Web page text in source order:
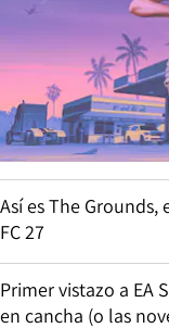
Así es The
FC 27
Primer vistazo a EA
en cancha (o las